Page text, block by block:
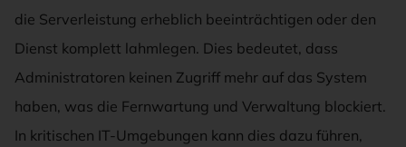
die Serverleistung erheblich beeinträchtigen oder den
Dienst komplett lahmlegen. Dies bedeutet, dass
Administratoren keinen Zugriff mehr auf das System
haben, was die Fernwartung und Verwaltung blockiert.
In kritischen IT-Umgebungen kann dies dazu führen,